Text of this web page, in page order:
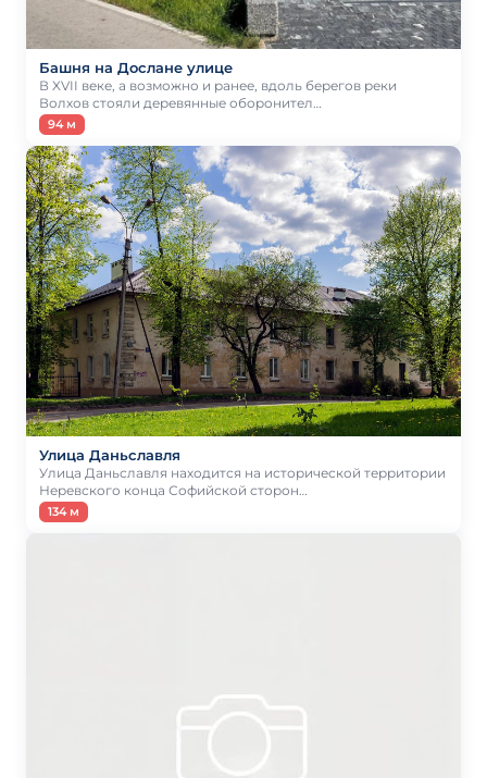
Башня на Дослане улице
В XVII веке, а возможно и ранее, вдоль берегов реки
Волхов стояли деревянные оборонител…
94 м
Улица Даньславля
Улица Даньславля находится на исторической территории
Неревского конца Софийской сторон…
134 м